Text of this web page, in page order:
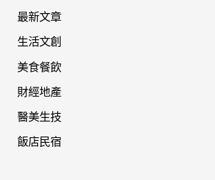
最新文章
生活文創
美食餐飲
財經地產
醫美生技
飯店民宿